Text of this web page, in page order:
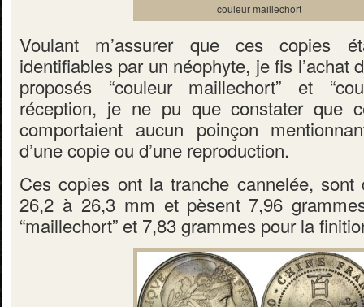
couleur maillechort
Voulant m’assurer que ces copies
identifiables par un néophyte, je fis l’achat
proposés “couleur maillechort” et
réception, je ne pu que constater que
comportaient aucun poinçon
d’une copie ou d’une reproduction.
Ces copies ont la tranche cannelée, sont
26,2 à 26,3 mm et pèsent 7,96
“maillechort” et 7,83 grammes pour la